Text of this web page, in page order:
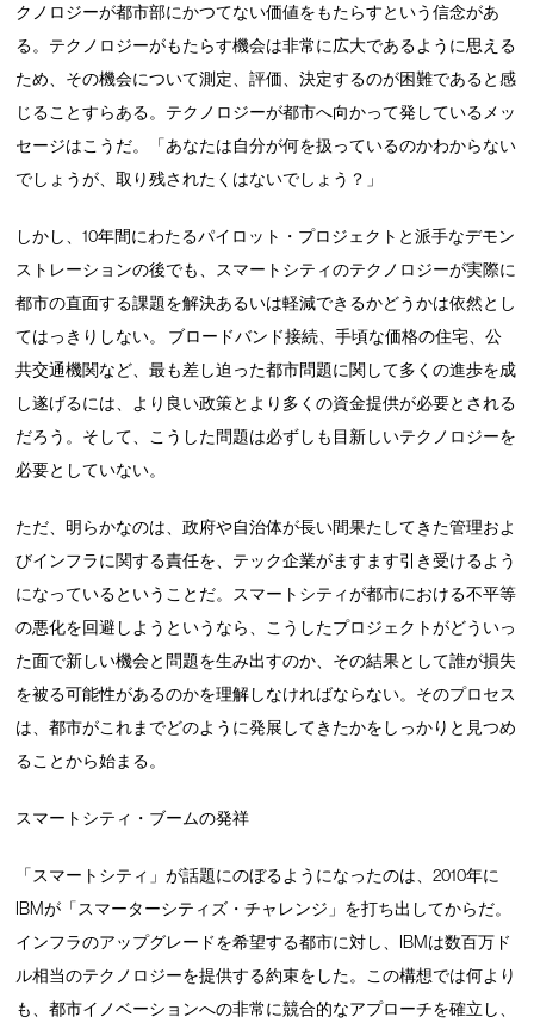
クノロジーが都市部にかつてない価値をもたらすという信念があ
る。テクノロジーがもたらす機会は非常に広大であるように思える
ため、その機会について測定、評価、決定するのが困難であると感
じることすらある。テクノロジーが都市へ向かって発しているメッ
セージはこうだ。「あなたは自分が何を扱っているのかわからない
でしょうが、取り残されたくはないでしょう？」
しかし、10年間にわたるパイロット・プロジェクトと派手なデモン
ストレーションの後でも、スマートシティのテクノロジーが実際に
都市の直面する課題を解決あるいは軽減できるかどうかは依然とし
てはっきりしない。 ブロードバンド接続、手頃な価格の住宅、公
共交通機関など、最も差し迫った都市問題に関して多くの進歩を成
し遂げるには、より良い政策とより多くの資金提供が必要とされる
だろう。そして、こうした問題は必ずしも目新しいテクノロジーを
必要としていない。
ただ、明らかなのは、政府や自治体が長い間果たしてきた管理およ
びインフラに関する責任を、テック企業がますます引き受けるよう
になっているということだ。スマートシティが都市における不平等
の悪化を回避しようというなら、こうしたプロジェクトがどういっ
た面で新しい機会と問題を生み出すのか、その結果として誰が損失
を被る可能性があるのかを理解しなければならない。そのプロセス
は、都市がこれまでどのように発展してきたかをしっかりと見つめ
ることから始まる。
スマートシティ・ブームの発祥
「スマートシティ」が話題にのぼるようになったのは、2010年に
IBMが「スマーターシティズ・チャレンジ」を打ち出してからだ。
インフラのアップグレードを希望する都市に対し、IBMは数百万ド
ル相当のテクノロジーを提供する約束をした。この構想では何より
も、都市イノベーションへの非常に競合的なアプローチを確立し、